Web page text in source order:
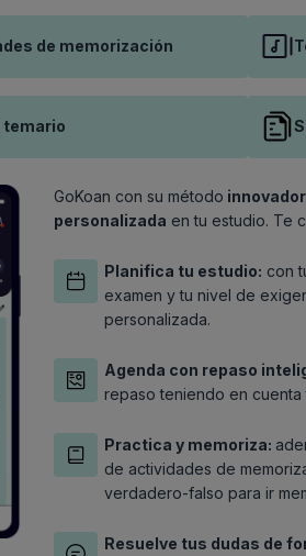
de memorización
temario
GoKoan con su método innovador
personalizada en tu estudio. Te
Planifica tu estudio: con
examen y tu nivel de
personalizada.
Agenda con repaso
repaso teniendo en
Practica y memoriza:
de actividades de
verdadero-falso para ir
Resuelve tus dudas de